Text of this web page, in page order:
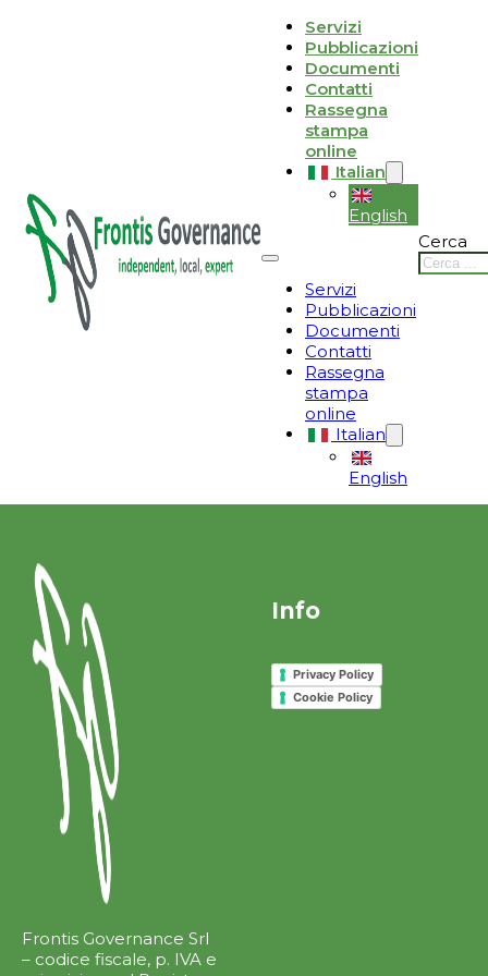
Vai al piè di pagina
Servizi
Pubblicazioni
Documenti
Contatti
Rassegna
stampa
online
Italian
English
Servizi
Pubblicazioni
Documenti
Contatti
Rassegna
stampa
online
Italian
English
Cerca
Frontis Governance Srl
– codice fiscale, p. IVA e
Info
Privacy Policy
Cookie Policy
Le tue preferenze relative alla privacy